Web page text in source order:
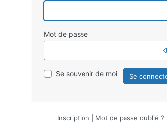
Mot de passe
Se souvenir de moi
Inscription Mot de passe oublié ?